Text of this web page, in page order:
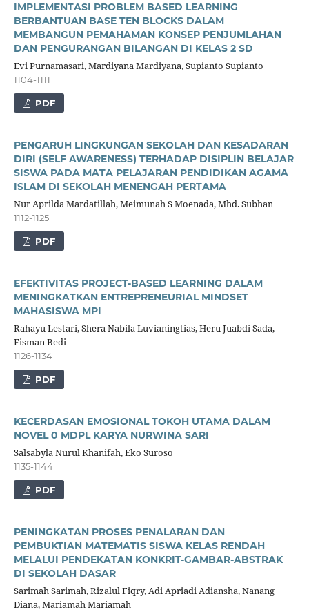
IMPLEMENTASI PROBLEM BASED LEARNING
BERBANTUAN BASE TEN BLOCKS DALAM
MEMBANGUN PEMAHAMAN KONSEP PENJUMLAHAN
DAN PENGURANGAN BILANGAN DI KELAS 2 SD
Evi Purnamasari, Mardiyana Mardiyana, Supianto Supianto
1104-1111
PDF
PENGARUH LINGKUNGAN SEKOLAH DAN KESADARAN
DIRI (SELF AWARENESS) TERHADAP DISIPLIN BELAJAR
SISWA PADA MATA PELAJARAN PENDIDIKAN AGAMA
ISLAM DI SEKOLAH MENENGAH PERTAMA
Nur Aprilda Mardatillah, Meimunah S Moenada, Mhd. Subhan
1112-1125
PDF
EFEKTIVITAS PROJECT-BASED LEARNING DALAM
MENINGKATKAN ENTREPRENEURIAL MINDSET
MAHASISWA MPI
Rahayu Lestari, Shera Nabila Luvianingtias, Heru Juabdi Sada,
Fisman Bedi
1126-1134
PDF
KECERDASAN EMOSIONAL TOKOH UTAMA DALAM
NOVEL 0 MDPL KARYA NURWINA SARI
Salsabyla Nurul Khanifah, Eko Suroso
1135-1144
PDF
PENINGKATAN PROSES PENALARAN DAN
PEMBUKTIAN MATEMATIS SISWA KELAS RENDAH
MELALUI PENDEKATAN KONKRIT-GAMBAR-ABSTRAK
DI SEKOLAH DASAR
Sarimah Sarimah, Rizalul Fiqry, Adi Apriadi Adiansha, Nanang
Diana, Mariamah Mariamah